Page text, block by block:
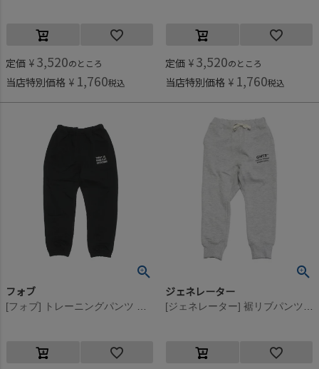
定価 ¥ 3,520のところ
当店特別価格 ¥ 1,760税込
定価 ¥ 3,520のところ
当店特別価格 ¥ 1,760税込
フォブ ジェネレーター